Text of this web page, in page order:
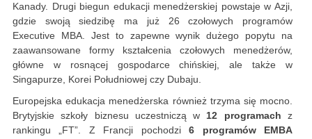
Kanady. Drugi biegun edukacji menedżerskiej powstaje w Azji,
gdzie swoją siedzibę ma już 26 czołowych programów
Executive MBA. Jest to zapewne wynik dużego popytu na
zaawansowane formy kształcenia czołowych menedżerów,
główne w rosnącej gospodarce chińskiej, ale także w
Singapurze, Korei Południowej czy Dubaju.
Europejska edukacja menedżerska również trzyma się mocno.
Brytyjskie szkoły biznesu uczestniczą w12 programach z
rankingu „FT”. Z Francji pochodzi6 programów EMBA